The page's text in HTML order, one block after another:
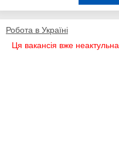
Робота в Україні
Ця вакансія вже неактульна